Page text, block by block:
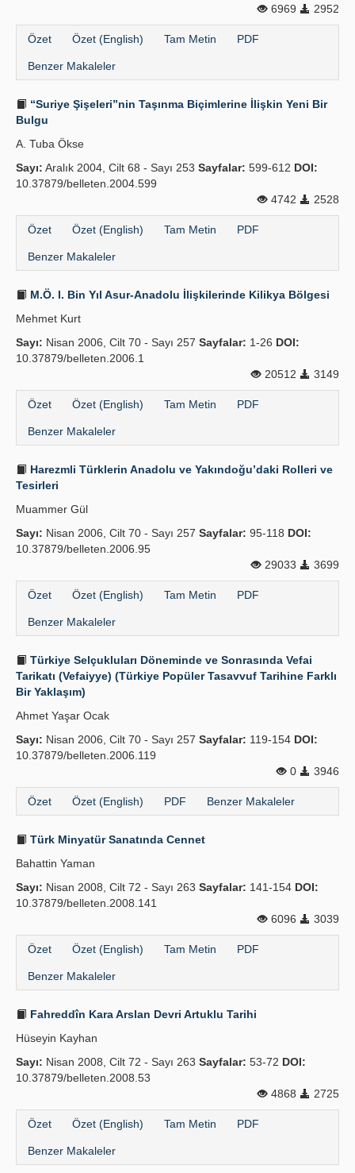
6969
2952
Özet Özet (English) Tam Metin PDF
Benzer Makaleler
“Suriye Şişeleri”nin Taşınma Biçimlerine İlişkin Yeni Bir
Bulgu
A. Tuba Ökse
Sayı: Aralık 2004, Cilt 68 - Sayı 253 Sayfalar: 599-612 DOI:
10.37879/belleten.2004.599
4742
2528
Özet Özet (English) Tam Metin PDF
Benzer Makaleler
M.Ö. I. Bin Yıl Asur-Anadolu İlişkilerinde Kilikya Bölgesi
Mehmet Kurt
Sayı: Nisan 2006, Cilt 70 - Sayı 257 Sayfalar: 1-26 DOI:
10.37879/belleten.2006.1
20512
3149
Özet Özet (English) Tam Metin PDF
Benzer Makaleler
Harezmli Türklerin Anadolu ve Yakındoğu’daki Rolleri ve
Tesirleri
Muammer Gül
Sayı: Nisan 2006, Cilt 70 - Sayı 257 Sayfalar: 95-118 DOI:
10.37879/belleten.2006.95
29033
3699
Özet Özet (English) Tam Metin PDF
Benzer Makaleler
Türkiye Selçukluları Döneminde ve Sonrasında Vefai
Tarikatı (Vefaiyye) (Türkiye Popüler Tasavvuf Tarihine Farklı
Bir Yaklaşım)
Ahmet Yaşar Ocak
Sayı: Nisan 2006, Cilt 70 - Sayı 257 Sayfalar: 119-154 DOI:
10.37879/belleten.2006.119
0
3946
Özet Özet (English) PDF Benzer Makaleler
Türk Minyatür Sanatında Cennet
Bahattin Yaman
Sayı: Nisan 2008, Cilt 72 - Sayı 263 Sayfalar: 141-154 DOI:
10.37879/belleten.2008.141
6096
3039
Özet Özet (English) Tam Metin PDF
Benzer Makaleler
Fahreddîn Kara Arslan Devri Artuklu Tarihi
Hüseyin Kayhan
Sayı: Nisan 2008, Cilt 72 - Sayı 263 Sayfalar: 53-72 DOI:
10.37879/belleten.2008.53
4868
2725
Özet Özet (English) Tam Metin PDF
Benzer Makaleler